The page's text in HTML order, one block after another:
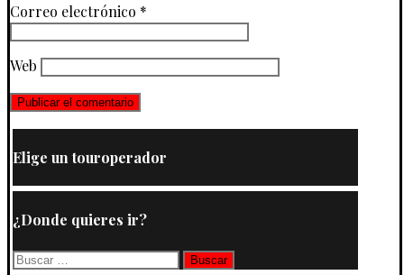
Correo electrónico *
Web
Elige un touroperador
¿Donde quieres ir?
Buscar: